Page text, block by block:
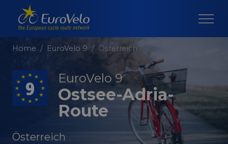
Home EuroVelo 9 Österreich
EuroVelo 9
Ostsee-Adria-
Route
Österreich